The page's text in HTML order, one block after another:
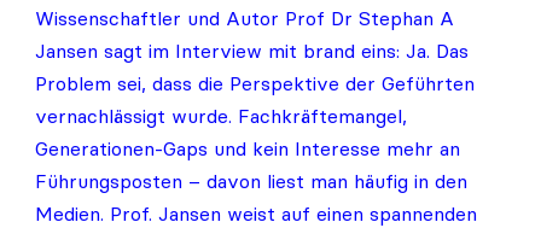
Wissenschaftler und Autor Prof Dr Stephan A
Jansen sagt im Interview mit brand eins: Ja. Das
Problem sei, dass die Perspektive der Geführten
vernachlässigt wurde. Fachkräftemangel,
Generationen-Gaps und kein Interesse mehr an
Führungsposten – davon liest man häufig in den
Medien. Prof. Jansen weist auf einen spannenden